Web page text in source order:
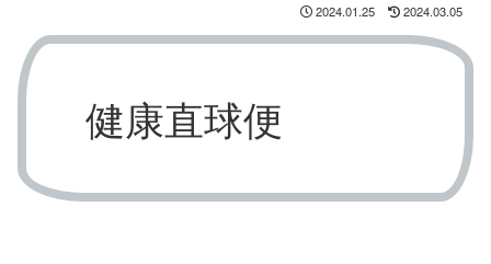
2024.01.25 2024.03.05
健康直球便